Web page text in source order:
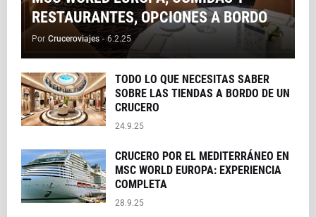
RESTAURANTES, OPCIONES A BORDO
Por Cruceroviajes - 6.2.25
TODO LO QUE NECESITAS SABER
SOBRE LAS TIENDAS A BORDO DE UN
CRUCERO
24.9.25
CRUCERO POR EL MEDITERRÁNEO EN
MSC WORLD EUROPA: EXPERIENCIA
COMPLETA
28.9.25